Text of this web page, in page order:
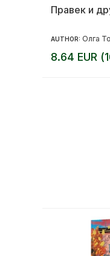
Правек и
AUTHOR: Олга
8.64 EUR